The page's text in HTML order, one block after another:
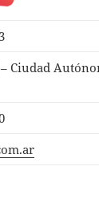
– Ciudad